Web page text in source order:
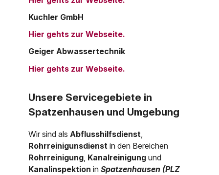
Kuchler GmbH
Hier gehts zur Webseite.
Geiger Abwassertechnik
Hier gehts zur Webseite.
Unsere Servicegebiete in
Spatzenhausen und Umgebung
Wir sind als Abflusshilfsdienst
Rohrreinigunsdienstin den Bereichen
Rohrreinigung Kanalreinigungund
KanalinspektioninSpatzenhausen (PLZ